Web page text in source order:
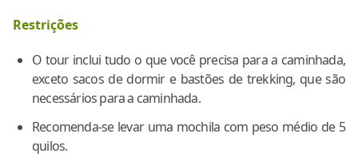
Restrições
O tour inclui tudo o que você precisa para a caminhada,
exceto sacos de dormir e bastões de trekking, que são
necessários para a caminhada.
Recomenda-se levar uma mochila com peso médio de 5
quilos.